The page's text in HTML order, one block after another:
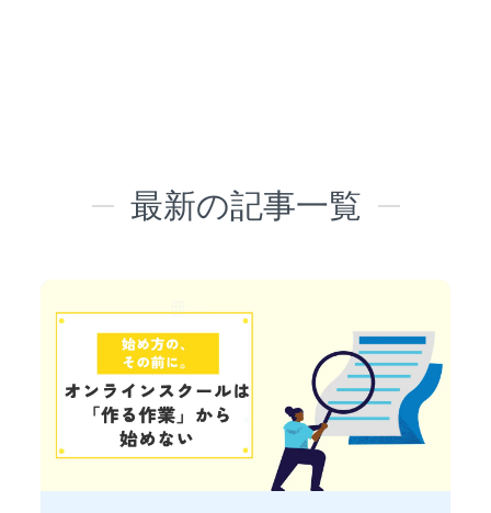
最新の記事一覧